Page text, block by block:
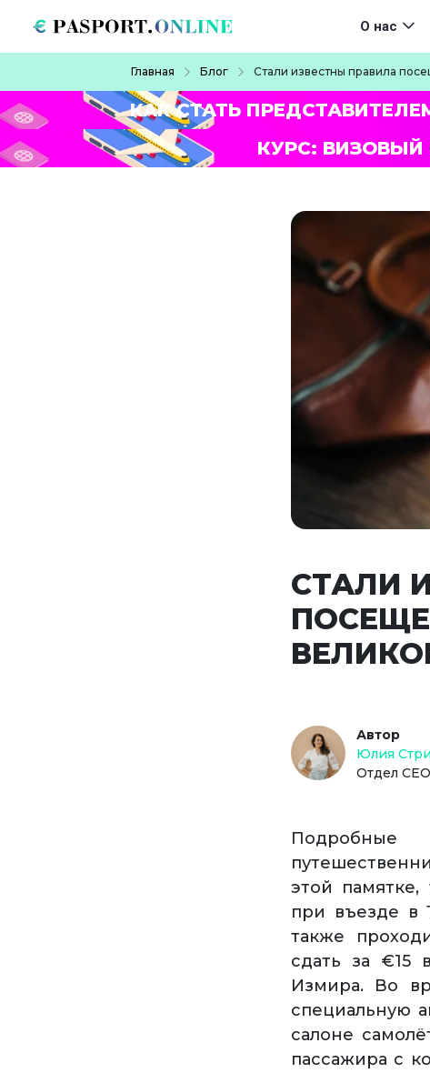
Main navigation
О нас
Главная Блог Стали известны правила
КАК СТАТЬ
КУРС: ВИЗОВЫЙ
СТАЛИ
Автор
Юлия
Отдел
этой памятке,
при въезде в
также
сдать за €15
Измира. Во
специальную
салоне
пассажира с